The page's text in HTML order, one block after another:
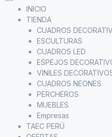
INICIO
TIENDA
CUADROS
ESCULTURAS
CUADROS LED
ESPEJOS
VINILES
CUADROS NEONES
PERCHEROS
MUEBLES
Empresas
TAEC PERÚ